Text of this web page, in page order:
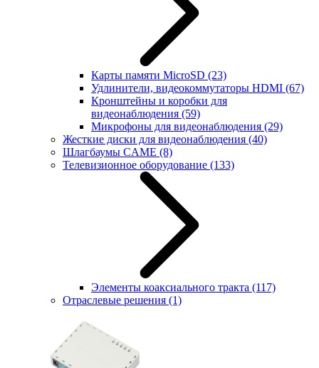
Карты памяти MicroSD (23)
Удлинители, видеокоммутаторы HDMI (67)
Кронштейны и коробки для
видеонаблюдения (59)
Микрофоны для видеонаблюдения (29)
Жесткие диски для видеонаблюдения (40)
Шлагбаумы CAME (8)
Телевизионное оборудование (133)
Элементы коаксиального тракта (117)
Отраслевые решения (1)